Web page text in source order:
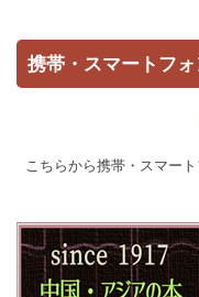
携帯・スマートフ
こちらから携帯・スマー